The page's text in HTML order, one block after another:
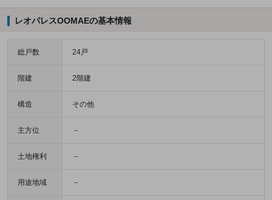
レオパレスOOMAEの基本情報
総戸数 24戸
階建 2階建
構造 その他
主方位 －
土地権利 －
用途地域 －